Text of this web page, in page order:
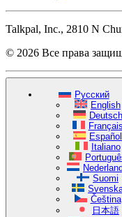
Talkpal, Inc., 2810 N
© 2026 Все права
Русский
English
Deutsch
Français
Español
Italiano
Suomi
Čeština
日本語